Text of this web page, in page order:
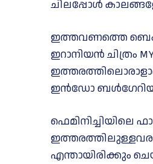
ചിലപ്പോൾ
ഇത്തവണത്തെ
ഇറാനിയൻ ചിത്രം
ഇന്‍ഡോ ബള്‍ഗേറിയന്‍
എന്തായിരിക്കും